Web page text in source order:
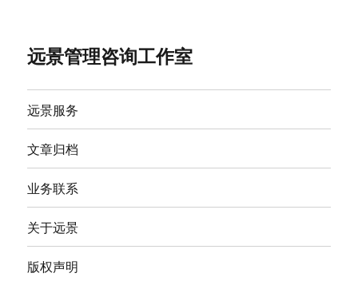
远景管理咨询工作室
远景服务
文章归档
业务联系
关于远景
版权声明